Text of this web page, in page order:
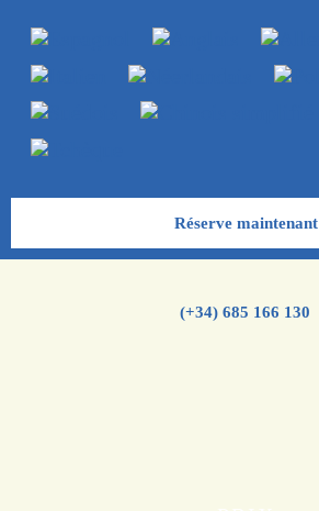
Réserve maintenant
(+34) 685 166 130